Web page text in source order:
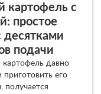
картофель с
простое
подачи
картофель давно
его
получается